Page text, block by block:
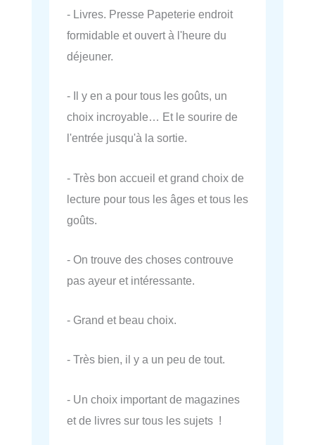
- Livres. Presse Papeterie endroit
formidable et ouvert à l'heure du
déjeuner.
- Il y en a pour tous les goûts, un
choix incroyable… Et le sourire de
l'entrée jusqu'à la sortie.
- Très bon accueil et grand choix de
lecture pour tous les âges et tous les
goûts.
- On trouve des choses controuve
pas ayeur et intéressante.
- Grand et beau choix.
- Très bien, il y a un peu de tout.
- Un choix important de magazines
et de livres sur tous les sujets !